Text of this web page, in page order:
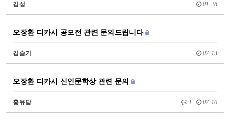
김성 01-28
오장환 디카시 공모전 관련 문의드립니다
김슬기 07-13
오장환 디카시 신인문학상 관련 문의
홍유담 1 07-10